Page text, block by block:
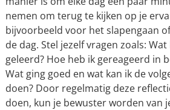
nemen om terug te kijken op je
bijvoorbeeld voor het slapengaan
de dag. Stel jezelf vragen zoals:
geleerd? Hoe heb ik gereageerd in
Wat ging goed en wat kan ik de
doen? Door regelmatig deze
doen, kun je bewuster worden van